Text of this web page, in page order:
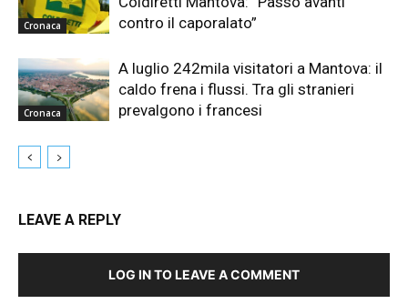
Cronaca
contro il caporalato”
Cronaca
A luglio 242mila visitatori a Mantova: il
caldo frena i flussi. Tra gli stranieri
prevalgono i francesi
LEAVE A REPLY
LOG IN TO LEAVE A COMMENT